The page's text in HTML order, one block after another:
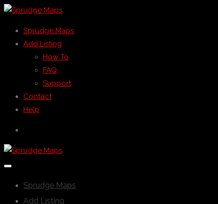
Sprudge Maps
Add Listing
How To
FAQ
Support
Contact
Help
Sprudge Maps
Add Listing